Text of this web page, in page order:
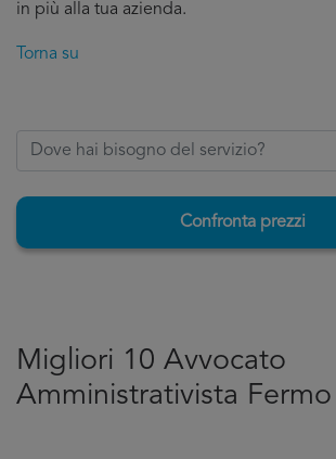
in più alla tua azienda.
Torna su
Confronta prezzi
Migliori 10 Avvocato
Amministrativista Fermo